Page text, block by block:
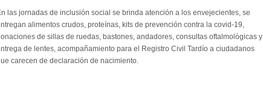
las jornadas de inclusión social se brinda atención a los envejecientes, se
alimentos crudos, proteínas, kits de prevención contra la covid-19,
de sillas de ruedas, bastones, andadores, consultas oftalmológicas y
de lentes, acompañamiento para el Registro Civil Tardío a ciudadanos
carecen de declaración de nacimiento.